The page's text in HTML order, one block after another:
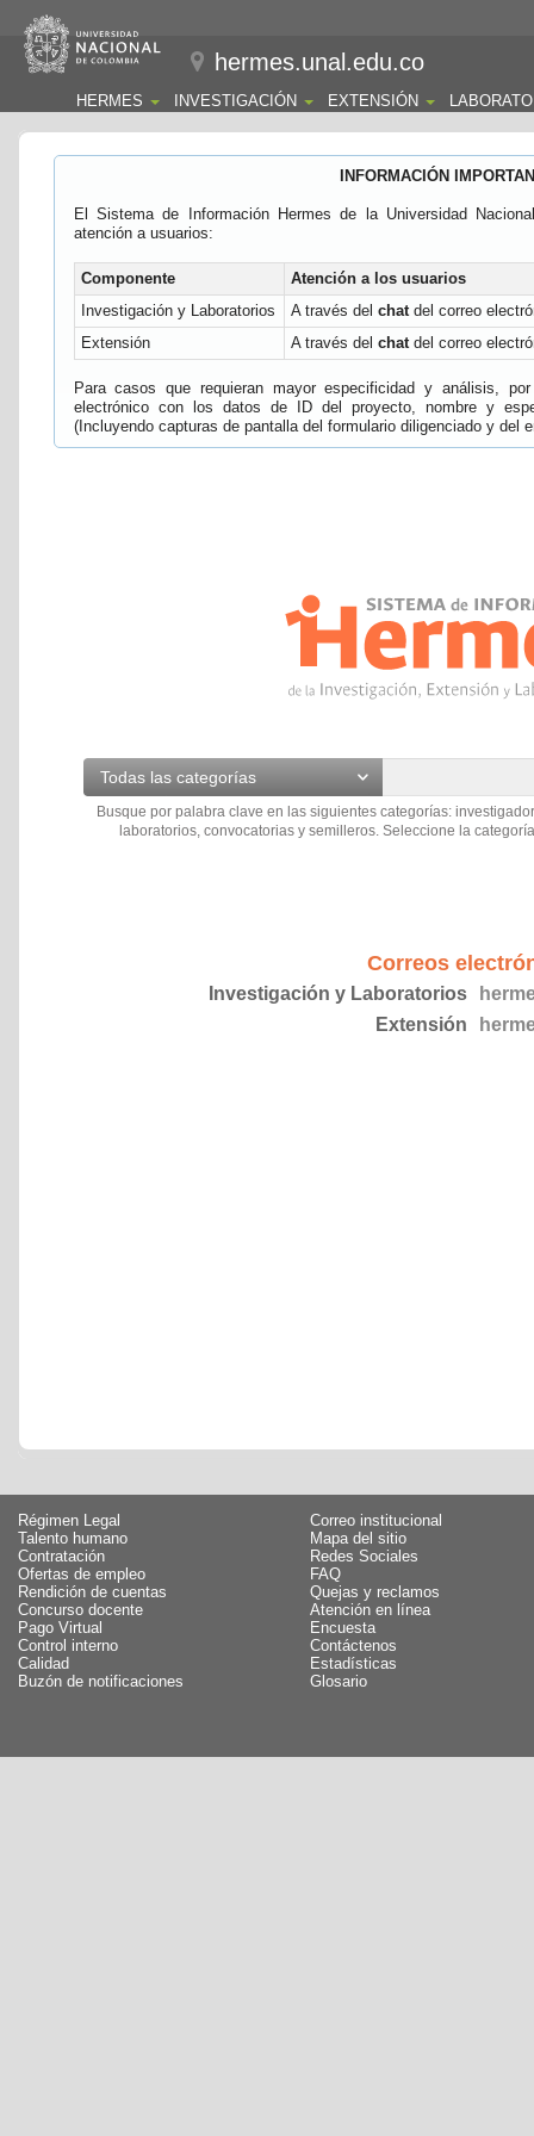
hermes.unal.edu.co
HERMES INVESTIGACIÓN EXTENSIÓN
INFORMACIÓN
El Sistema de Información Hermes de la Universidad
atención a usuarios:
Componente
Atención a los usuarios
Investigación y Laboratorios
A través del chatdel correo
Extensión
A través del chatdel correo
Para casos que requieran mayor especificidad y análisis,
electrónico con los datos de ID del proyecto, nombre y
(Incluyendo capturas de pantalla del formulario diligenciado y del
Todas las categorías
Busque por palabra clave en las siguientes categorías:
laboratorios, convocatorias y semilleros. Seleccione la
Correos
Investigación y Laboratorios
Extensión
Régimen Legal
Talento humano
Contratación
Ofertas de empleo
Rendición de cuentas
Concurso docente
Pago Virtual
Control interno
Calidad
Buzón de notificaciones
Correo institucional
Mapa del sitio
Redes Sociales
FAQ
Quejas y reclamos
Atención en línea
Encuesta
Contáctenos
Estadísticas
Glosario